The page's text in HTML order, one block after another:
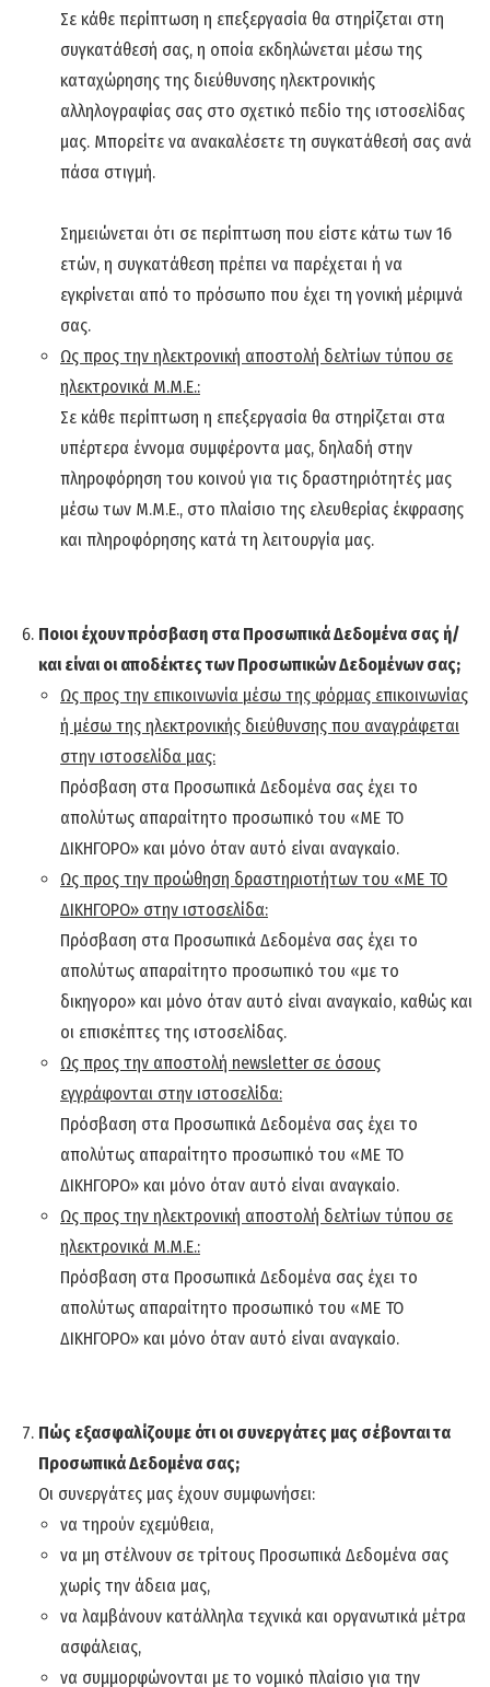
Σε κάθε περίπτωση η επεξεργασία θα στηρίζεται στη
συγκατάθεσή σας, η οποία εκδηλώνεται μέσω της
καταχώρησης της διεύθυνσης ηλεκτρονικής
αλληλογραφίας σας στο σχετικό πεδίο της ιστοσελίδας
μας. Μπορείτε να ανακαλέσετε τη συγκατάθεσή σας ανά
πάσα στιγμή.
Σημειώνεται ότι σε περίπτωση που είστε κάτω των 16
ετών, η συγκατάθεση πρέπει να παρέχεται ή να
εγκρίνεται από το πρόσωπο που έχει τη γονική μέριμνά
σας.
Ως προς την ηλεκτρονική αποστολή δελτίων τύπου σε
ηλεκτρονικά Μ.Μ.Ε.:
Σε κάθε περίπτωση η επεξεργασία θα στηρίζεται στα
υπέρτερα έννομα συμφέροντα μας, δηλαδή στην
πληροφόρηση του κοινού για τις δραστηριότητές μας
μέσω των Μ.Μ.Ε., στο πλαίσιο της ελευθερίας έκφρασης
και πληροφόρησης κατά τη λειτουργία μας.
Ποιοι έχουν πρόσβαση στα Προσωπικά Δεδομένα σας ή/
και είναι οι αποδέκτες των Προσωπικών Δεδομένων σας;
Ως προς την επικοινωνία μέσω της φόρμας επικοινωνίας
ή μέσω της ηλεκτρονικής διεύθυνσης που αναγράφεται
στην ιστοσελίδα μας:
Πρόσβαση στα Προσωπικά Δεδομένα σας έχει το
απολύτως απαραίτητο προσωπικό του «ΜΕ ΤΟ
ΔΙΚΗΓΟΡΟ» και μόνο όταν αυτό είναι αναγκαίο.
Ως προς την προώθηση δραστηριοτήτων του «ΜΕ ΤΟ
ΔΙΚΗΓΟΡΟ» στην ιστοσελίδα:
Πρόσβαση στα Προσωπικά Δεδομένα σας έχει το
απολύτως απαραίτητο προσωπικό του «με το
δικηγορο» και μόνο όταν αυτό είναι αναγκαίο, καθώς και
οι επισκέπτες της ιστοσελίδας.
Ως προς την αποστολή newsletterσε όσους
εγγράφονται στην ιστοσελίδα:
Πρόσβαση στα Προσωπικά Δεδομένα σας έχει το
απολύτως απαραίτητο προσωπικό του «ΜΕ ΤΟ
ΔΙΚΗΓΟΡΟ» και μόνο όταν αυτό είναι αναγκαίο.
Ως προς την ηλεκτρονική αποστολή δελτίων τύπου σε
ηλεκτρονικά Μ.Μ.Ε.:
Πρόσβαση στα Προσωπικά Δεδομένα σας έχει το
απολύτως απαραίτητο προσωπικό του «ΜΕ ΤΟ
ΔΙΚΗΓΟΡΟ» και μόνο όταν αυτό είναι αναγκαίο.
Πώς εξασφαλίζουμε ότι οι συνεργάτες μας σέβονται τα
Προσωπικά Δεδομένα σας;
Οι συνεργάτες μας έχουν συμφωνήσει:
να τηρούν εχεμύθεια,
να μη στέλνουν σε τρίτους Προσωπικά Δεδομένα σας
χωρίς την άδεια μας,
να λαμβάνουν κατάλληλα τεχνικά και οργανωτικά μέτρα
ασφάλειας,
να συμμορφώνονται με το νομικό πλαίσιο για την